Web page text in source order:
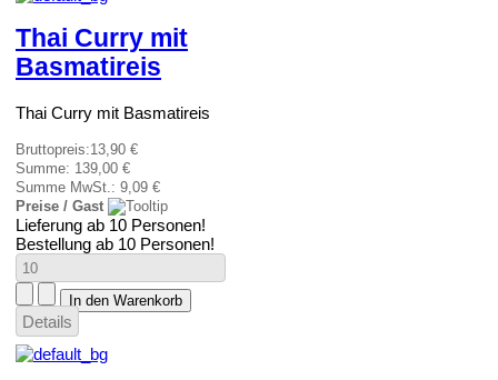
Thai Curry mit
Basmatireis
Thai Curry mit Basmatireis
Bruttopreis:13,90 €
Summe: 139,00 €
Summe MwSt.: 9,09 €
Preise / Gast
Lieferung ab 10 Personen!
Bestellung ab 10 Personen!
Details